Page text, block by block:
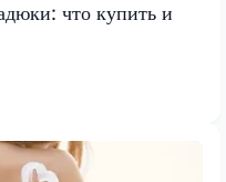
что купить и